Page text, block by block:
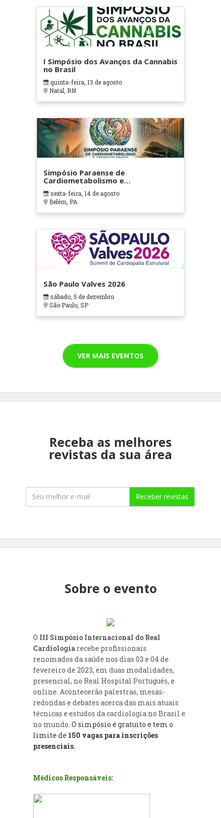
I Simpósio dos Avanços da Cannabis
no Brasil
quinta-feira, 13 de agosto
Natal, RN
Simpósio Paraense de
Cardiometabolismo e
Aterosclerose
sexta-feira, 14 de agosto
Belém, PA
São Paulo Valves 2026
sábado, 5 de dezembro
São Paulo, SP
VER MAIS EVENTOS
Receba as melhores
revistas da sua área
Receber revistas
Sobre o evento
O III Simpósio Internacional do Real
Cardiologia recebe profissionais
renomados da saúde nos dias 03 e 04 de
fevereiro de 2023, em duas modalidades,
presencial, no Real Hospital Português, e
online. Acontecerão palestras, mesas-
redondas e debates acerca das mais atuais
técnicas e estudos da cardiologia no Brasil e
no mundo.O simpósio é gratuito e tem o
limite de 150 vagas para inscrições
presenciais.
Médicos Responsáveis: